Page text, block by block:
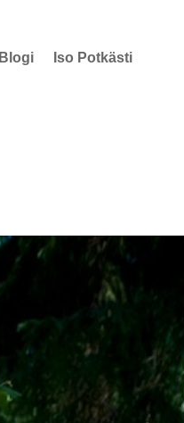
Blogi Iso Potkästi